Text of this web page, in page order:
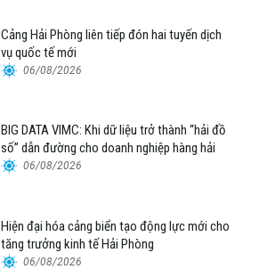
Cảng Hải Phòng liên tiếp đón hai tuyến dịch
vụ quốc tế mới
06/08/2026
BIG DATA VIMC: Khi dữ liệu trở thành “hải đồ
số” dẫn đường cho doanh nghiệp hàng hải
06/08/2026
Hiện đại hóa cảng biển tạo động lực mới cho
tăng trưởng kinh tế Hải Phòng
06/08/2026